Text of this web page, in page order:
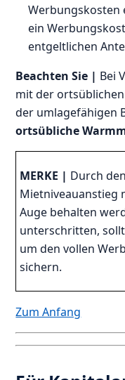
Werbungskosten
ein
entgeltlichen
Beachten Sie | Bei
mit der
der umlagefähigen
ortsübliche
MERKE | Durch
Mietniveauanstieg
Auge behalten
unterschritten,
um den vollen
sichern.
Zum Anfang